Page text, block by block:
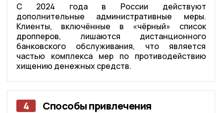
С 2024 года в России действуют
дополнительные административные меры.
Клиенты, включённые в «чёрный» список
дропперов, лишаются дистанционного
банковского обслуживания, что является
частью комплекса мер по противодействию
хищению денежных средств.
4 Способы привлечения